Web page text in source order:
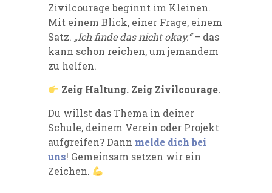
Zivilcourage beginnt im Kleinen.
Mit einem Blick, einer Frage, einem
Satz. „Ich finde das nicht okay.“– das
kann schon reichen, um jemandem
zu helfen.
Zeig Haltung. Zeig Zivilcourage.
Du willst das Thema in deiner
Schule, deinem Verein oder Projekt
aufgreifen? Dann melde dich bei
uns! Gemeinsam setzen wir ein
Zeichen.